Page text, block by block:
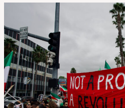
Mitglied!